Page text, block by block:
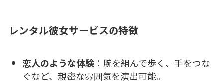
レンタル彼女サービスの特徴
恋人のような体験：腕を組んで歩く、手をつな
ぐなど、親密な雰囲気を演出可能。